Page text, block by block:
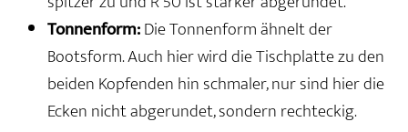
Tonnenform:Die Tonnenform ähnelt der
Bootsform. Auch hier wird die Tischplatte zu den
beiden Kopfenden hin schmaler, nur sind hier die
Ecken nicht abgerundet, sondern rechteckig.